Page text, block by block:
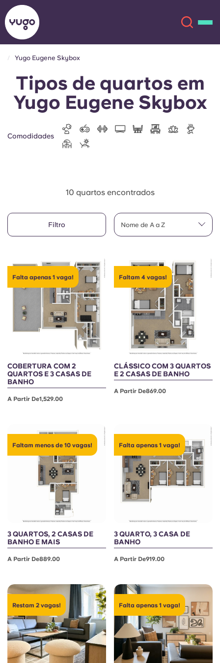
Sobre
Localizações
Mais
English (GB)
Chinese
Español
Català
Deutsch
Italian
Portuguese
Selecione um país
Selecione uma residência
Iniciar sessão
Reservar agora
English (GB)
English (US)
Chinese Español
Yugo Eugene Skybox
Tipos de quartos em
Yugo Eugene Skybox
Comodidades
10 quartos encontrados
Filtro Nome de A a Z
Falta apenas 1 vaga!
COBERTURA COM 2
QUARTOS E 3 CASAS DE
BANHO
A Partir De1,529.00
Faltam 4 vagas!
CLÁSSICO COM 3 QUARTOS
E 2 CASAS DE BANHO
A Partir De869.00
Faltam menos de 10 vagas!
3 QUARTOS, 2 CASAS DE
BANHO E MAIS
A Partir De889.00
Falta apenas 1 vaga!
3 QUARTO, 3 CASA DE
BANHO
A Partir De919.00
Restam 2 vagas! Falta apenas 1 vaga!